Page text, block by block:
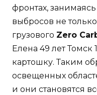
фронтах,
выбросов не
грузового Zero
Елена 49 лет Томск
картошку. Таким
освещенных
и они становятся